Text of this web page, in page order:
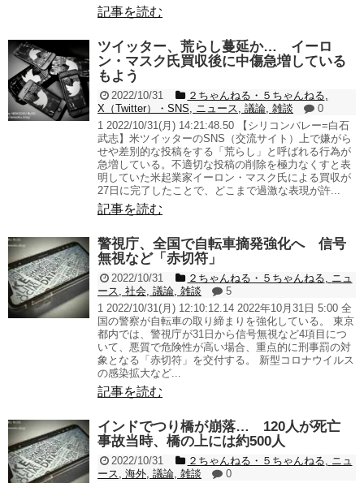
記事を読む
ツイッター、荒らし蔓延か… イーロ
ン・マスク氏買収後に中傷急増している
もよう
2022/10/31 ２ちゃんねる・５ちゃんねる
X（Twitter）・SNS
ニュース 議論 雑談
0
1 2022/10/31(月) 14:21:48.50 【シリコンバレー=白石
武志】米ツイッターのSNS（交流サイト）上で嫌がら
せや差別的な投稿をする「荒らし」と呼ばれる行為が
急増している。不適切な投稿の削除を極力なくすと表
明していた米起業家イーロン・マスク氏による買収が
27日に完了したことで、どこまで過激な表現が許...
記事を読む
警視庁、全国で自転車摘発強化へ 信号
無視など「赤切符」
2022/10/31 ２ちゃんねる・５ちゃんねる
ニュ
ース
社会 議論 雑談
5
1 2022/10/31(月) 12:10:12.14 2022年10月31日 5:00 全
国の警察が自転車の取り締まりを強化している。 東京
都内では、警視庁が31日から信号無視など4項目につ
いて、悪質で危険性が高い場合、重点的に刑事罰の対
象となる「赤切符」を交付する。 新型コロナウイルス
の感染拡大など...
記事を読む
インドでつり橋が崩落… 120人が死亡
事故当時、橋の上には約500人
2022/10/31 ２ちゃんねる・５ちゃんねる
ニュ
ース
海外 議論 雑談
0